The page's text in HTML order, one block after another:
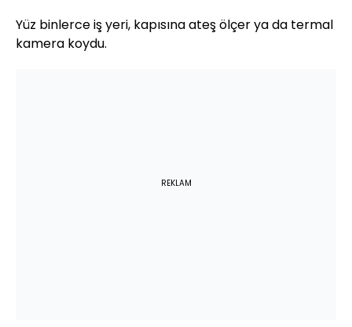
Yüz binlerce iş yeri, kapısına ateş ölçer ya da termal
kamera koydu.
REKLAM